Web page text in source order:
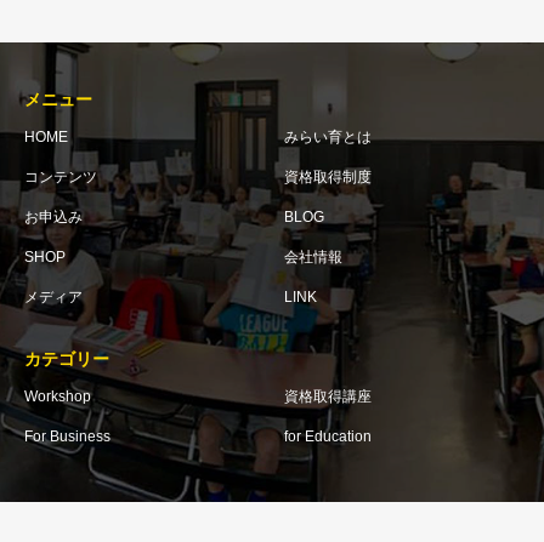
メニュー
HOME みらい育とは
コンテンツ 資格取得制度
お申込み BLOG
SHOP 会社情報
メディア LINK
カテゴリー
Workshop 資格取得講座
For Business for Education